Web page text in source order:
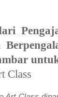
Class